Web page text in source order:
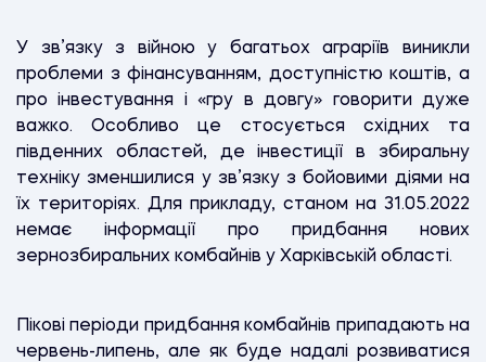
У зв’язку з війною у багатьох аграріїв виникли
проблеми з фінансуванням, доступністю коштів, а
про інвестування і «гру в довгу» говорити дуже
важко. Особливо це стосується східних та
південних областей, де інвестиції в збиральну
техніку зменшилися у зв’язку з бойовими діями на
їх територіях. Для прикладу, станом на 31.05.2022
немає інформації про придбання нових
зернозбиральних комбайнів у Харківській області.
Пікові періоди придбання комбайнів припадають на
червень-липень, але як буде надалі розвиватися